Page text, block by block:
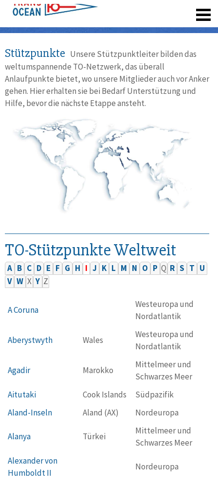
Stützpunkte Unsere Stützpunktleiter bilden das
weltumspannende TO-Netzwerk, das überall
Anlaufpunkte bietet, wo unsere Mitglieder auch vor Anker
gehen. Hier erhalten sie bei Bedarf Unterstützung und
Hilfe, bevor die nächste Etappe ansteht.
TO-Stützpunkte Weltweit
A B C D E F G H I J K L M N O P Q R S T U
V W X Y Z
A Coruna
Westeuropa und
Nordatlantik
Aberystwyth Wales
Westeuropa und
Nordatlantik
Agadir Marokko
Mittelmeer und
Schwarzes Meer
Aitutaki
Cook Islands
Südpazifik
Aland-Inseln
Aland (AX) Nordeuropa
Alanya Türkei
Mittelmeer und
Schwarzes Meer
Alexander von
Humboldt II
Nordeuropa